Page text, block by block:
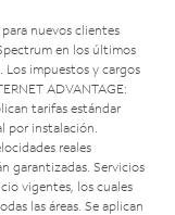
nuevos clientes
en los últimos
Los impuestos y cargos
ADVANTAGE:
tarifas estándar
por instalación.
reales
garantizadas. Servicios
vigentes, los cuales
las áreas. Se aplican